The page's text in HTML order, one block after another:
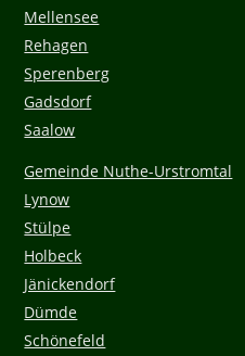
Mellensee
Rehagen
Sperenberg
Gadsdorf
Saalow
Gemeinde Nuthe-Urstromtal
Lynow
Stülpe
Holbeck
Jänickendorf
Dümde
Schönefeld